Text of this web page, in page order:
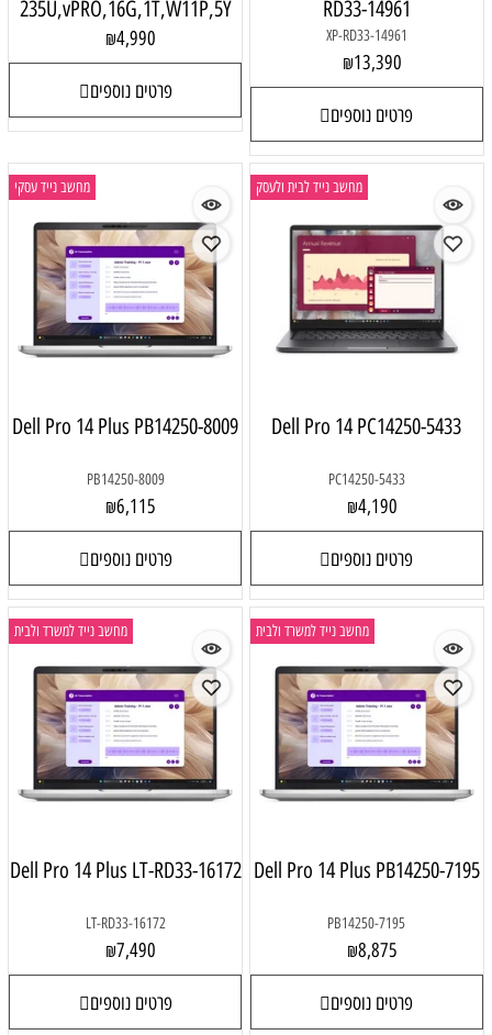
RD33-14961
XP-RD33-14961
₪13,390
פרטים נוספים
235U,vPRO,16G,1T,W11P,5Y
₪4,990
פרטים נוספים
מחשב נייד לבית ולעסק
Dell Pro 14 PC14250-5433
PC14250-5433
₪4,190
פרטים נוספים
מחשב נייד עסקי
Dell Pro 14 Plus PB14250-8009
PB14250-8009
₪6,115
פרטים נוספים
מחשב נייד למשרד ולבית
Dell Pro 14 Plus PB14250-7195
PB14250-7195
₪8,875
פרטים נוספים
מחשב נייד למשרד ולבית
Dell Pro 14 Plus LT-RD33-16172
LT-RD33-16172
₪7,490
פרטים נוספים